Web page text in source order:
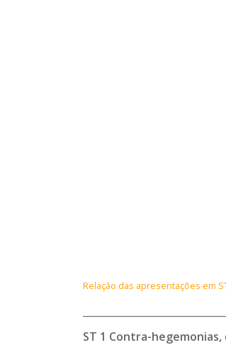
Relação das apresentações em
ST 1 Contra-